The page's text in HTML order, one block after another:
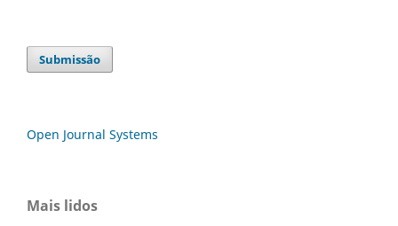
Submissão
Open Journal Systems
Mais lidos